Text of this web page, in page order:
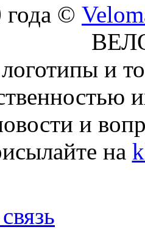
года ©
и
и
на